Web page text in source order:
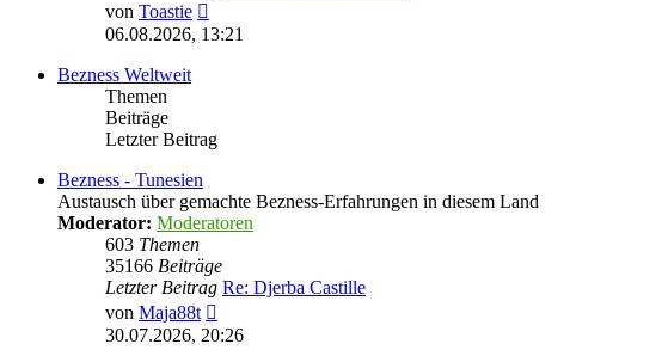
von Toastie
Beitrag
06.08.2026, 13:21
Bezness Weltweit
Themen
Beiträge
Letzter Beitrag
Bezness - Tunesien
Austausch über gemachte Bezness-Erfahrungen in diesem Land
Moderator: Moderatoren
603 Themen
35166 Beiträge
Letzter Beitrag Re: Djerba Castille
von Maja88t
Beitrag
30.07.2026, 20:26